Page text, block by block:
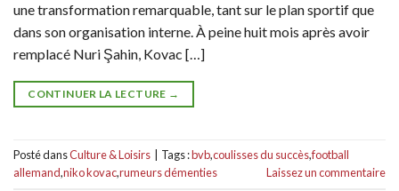
une transformation remarquable, tant sur le plan sportif que
dans son organisation interne. À peine huit mois après avoir
remplacé Nuri Şahin, Kovac […]
CONTINUER LA LECTURE →
Posté dansCulture & Loisirs Tags :bvb,coulisses du succès,football
allemand,niko kovac,rumeurs démenties Laissez un commentaire